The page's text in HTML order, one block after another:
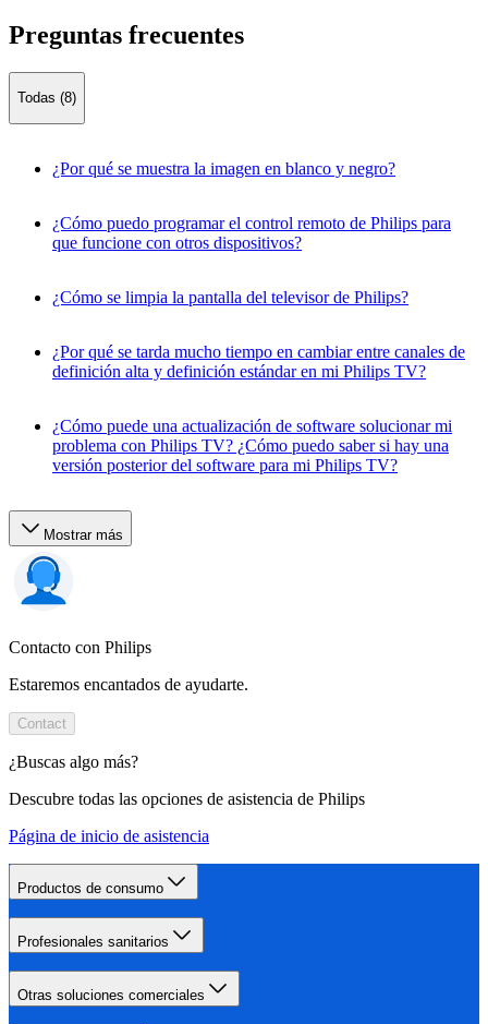
Preguntas frecuentes
Todas (8)
¿Por qué se muestra la imagen en blanco y negro?
¿Cómo puedo programar el control remoto de Philips para
que funcione con otros dispositivos?
¿Cómo se limpia la pantalla del televisor de Philips?
¿Por qué se tarda mucho tiempo en cambiar entre canales de
definición alta y definición estándar en mi Philips TV?
¿Cómo puede una actualización de software solucionar mi
problema con Philips TV? ¿Cómo puedo saber si hay una
versión posterior del software para mi Philips TV?
Mostrar más
Contacto con Philips
Estaremos encantados de ayudarte.
Contact
¿Buscas algo más?
Descubre todas las opciones de asistencia de Philips
Página de inicio de asistencia
Productos de consumo
Profesionales sanitarios
Otras soluciones comerciales